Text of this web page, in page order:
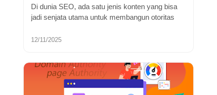
Di dunia SEO, ada satu jenis konten yang bisa
jadi senjata utama untuk membangun otoritas
12/11/2025